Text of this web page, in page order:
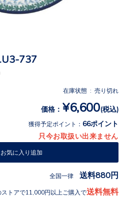
737
在庫状態 : 売り切れ
価格： ¥6,600(税込)
獲得予定ポイント： 66ポイント
只今お取扱い出来ません
お気に入り追加
全国一律 送料880円
ストアで11,000円以上ご購入で送料無料